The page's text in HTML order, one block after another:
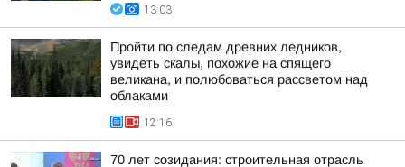
13:03
Пройти по следам древних ледников,
увидеть скалы, похожие на спящего
великана, и полюбоваться рассветом над
облаками
12:16
70 лет созидания: строительная отрасль